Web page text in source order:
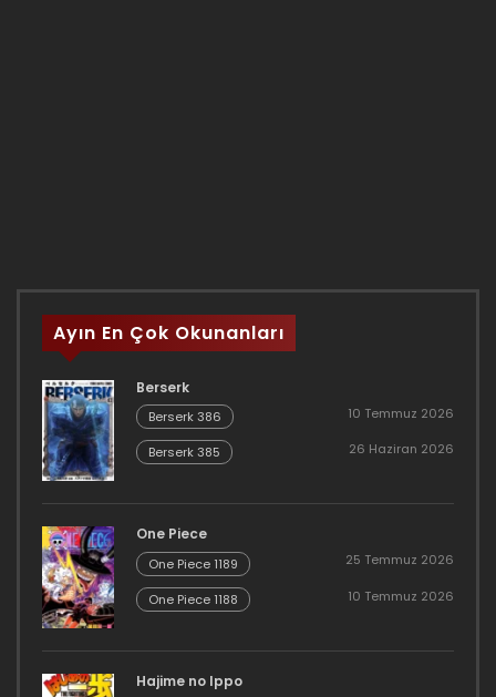
Ayın En Çok Okunanları
Berserk
Berserk 386 10 Temmuz 2026
Berserk 385 26 Haziran 2026
One Piece
One Piece 1189 25 Temmuz 2026
One Piece 1188 10 Temmuz 2026
Hajime no Ippo